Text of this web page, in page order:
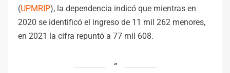
(UPMRIP), la dependencia indicó que mientras en
2020 se identificó el ingreso de 11 mil 262 menores,
en 2021 la cifra repuntó a 77 mil 608.